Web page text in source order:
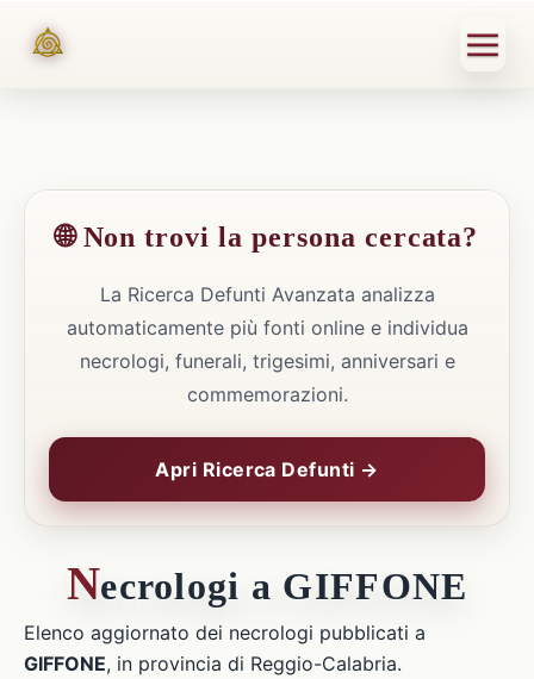
🌐 Non trovi la persona cercata?
La Ricerca Defunti Avanzata analizza
automaticamente più fonti online e individua
necrologi, funerali, trigesimi, anniversari e
commemorazioni.
Apri Ricerca Defunti →
Necrologi a GIFFONE
Elenco aggiornato dei necrologi pubblicati a
GIFFONE, in provincia di Reggio-Calabria.